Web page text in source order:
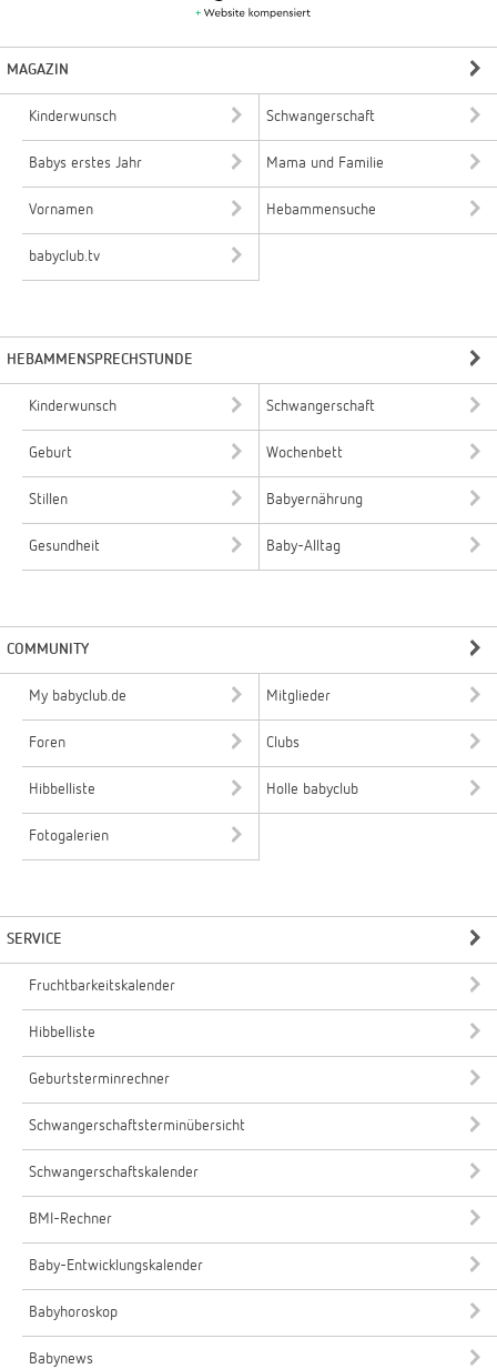
MAGAZIN
Kinderwunsch Schwangerschaft
Babys erstes Jahr Mama und Familie
Vornamen Hebammensuche
babyclub.tv
HEBAMMENSPRECHSTUNDE
Kinderwunsch Schwangerschaft
Geburt Wochenbett
Stillen Babyernährung
Gesundheit Baby-Alltag
COMMUNITY
My babyclub.de Mitglieder
Foren Clubs
Hibbelliste Holle babyclub
Fotogalerien
SERVICE
Fruchtbarkeitskalender
Hibbelliste
Geburtsterminrechner
Schwangerschaftsterminübersicht
Schwangerschaftskalender
BMI-Rechner
Baby-Entwicklungskalender
Babyhoroskop
Babynews